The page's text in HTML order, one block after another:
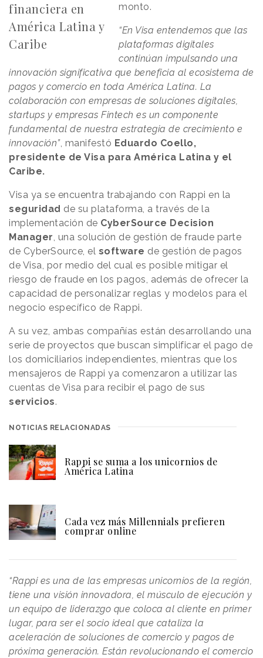
financiera en
América Latina y
Caribe
monto.
“En Visa entendemos que las
plataformas digitales
continúan impulsando una
innovación significativa que beneficia al ecosistema de
pagos y comercio en toda América Latina. La
colaboración con empresas de soluciones digitales,
startups y empresas Fintech es un componente
fundamental de nuestra estrategia de crecimiento e
innovación”, manifestó Eduardo Coello,
presidente de Visa para América Latina y el
Caribe.
Visa ya se encuentra trabajando con Rappi en la
seguridad de su plataforma, a través de la
implementación de CyberSource Decision
Manager, una solución de gestión de fraude parte
de CyberSource, el software de gestión de pagos
de Visa, por medio del cual es posible mitigar el
riesgo de fraude en los pagos, además de ofrecer la
capacidad de personalizar reglas y modelos para el
negocio específico de Rappi.
A su vez, ambas compañías están desarrollando una
serie de proyectos que buscan simplificar el pago de
los domiciliarios independientes, mientras que los
mensajeros de Rappi ya comenzaron a utilizar las
cuentas de Visa para recibir el pago de sus
servicios.
NOTICIAS RELACIONADAS
Rappi se suma a los unicornios de
América Latina
Cada vez más Millennials prefieren
comprar online
“Rappi es una de las empresas unicornios de la región,
tiene una visión innovadora, el músculo de ejecución y
un equipo de liderazgo que coloca al cliente en primer
lugar, para ser el socio ideal que cataliza la
aceleración de soluciones de comercio y pagos de
próxima generación. Están revolucionando el comercio